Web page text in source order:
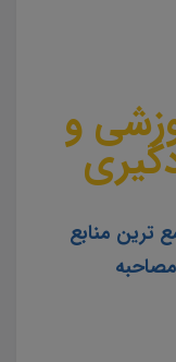
و
ترین منابع